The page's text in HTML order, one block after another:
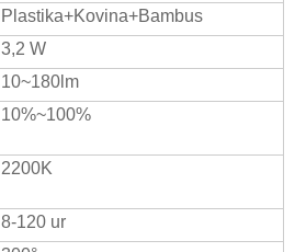
Plastika+Kovina+Bambus
3,2 W
10~180lm
10%~100%
2200K
8-120 ur